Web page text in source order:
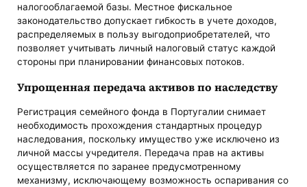
налогооблагаемой базы. Местное фискальное
законодательство допускает гибкость в учете доходов,
распределяемых в пользу выгодоприобретателей, что
позволяет учитывать личный налоговый статус каждой
стороны при планировании финансовых потоков.
Упрощенная передача активов по наследству
Регистрация семейного фонда в Португалии снимает
необходимость прохождения стандартных процедур
наследования, поскольку имущество уже исключено из
личной массы учредителя. Передача прав на активы
осуществляется по заранее предусмотренному
механизму, исключающему возможность оспаривания со